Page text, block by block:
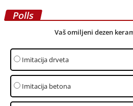
Polls
Vaš omiljeni dezen
Imitacija drveta
Imitacija betona